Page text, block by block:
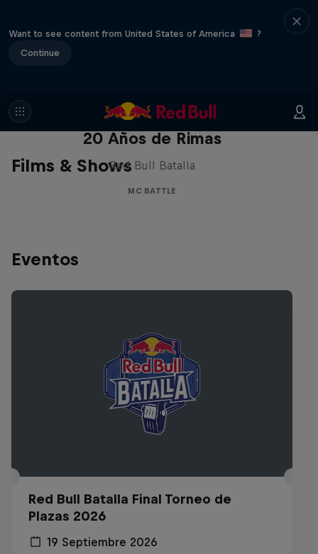
Want to see content from United States of America
?
Continue
Films & Shows
Red Bull Batalla Nueva Historia:
20 Años de Rimas
Red Bull Batalla
MC BATTLE
Eventos
Red Bull Batalla Final Torneo de
Plazas 2026
19 Septiembre 2026